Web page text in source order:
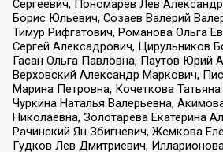
Сергеевич, Пономарев Лев
Борис Юльевич, Созаев Валерий
Тимур Рифгатович, Романова Ольга
Сергей Алексадрович, Цирульников
Гасан Ольга Павловна, Паутов Юрий
Верховский Александр Маркович,
Марина Петровна, Кочеткова
Чуркина Наталья Валерьевна,
Николаевна, Золотарева Екатерина
Рачинский Ян Збигневич, Жемкова
Гудков Лев Дмитриевич,